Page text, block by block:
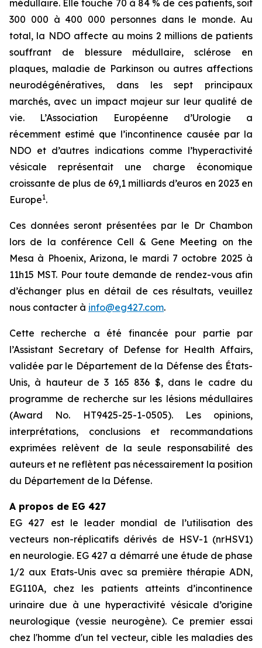
médullaire. Elle touche 70 à 84 % de ces patients, soit
300 000 à 400 000 personnes dans le monde. Au
total, la NDO affecte au moins 2 millions de patients
souffrant de blessure médullaire, sclérose en
plaques, maladie de Parkinson ou autres affections
neurodégénératives, dans les sept principaux
marchés, avec un impact majeur sur leur qualité de
vie. L’Association Européenne d’Urologie a
récemment estimé que l’incontinence causée par la
NDO et d’autres indications comme l’hyperactivité
vésicale représentait une charge économique
croissante de plus de 69,1 milliards d’euros en 2023 en
Europe1.
Ces données seront présentées par le Dr Chambon
lors de la conférence Cell & Gene Meeting on the
Mesa à Phoenix, Arizona, le mardi 7 octobre 2025 à
11h15 MST. Pour toute demande de rendez-vous afin
d’échanger plus en détail de ces résultats, veuillez
nous contacter à info@eg427.com.
Cette recherche a été financée pour partie par
l’Assistant Secretary of Defense for Health Affairs,
validée par le Département de la Défense des États-
Unis, à hauteur de 3 165 836 $, dans le cadre du
programme de recherche sur les lésions médullaires
(Award No. HT9425-25-1-0505). Les opinions,
interprétations, conclusions et recommandations
exprimées relèvent de la seule responsabilité des
auteurs et ne reflètent pas nécessairement la position
du Département de la Défense.
A propos de EG 427
EG 427 est le leader mondial de l’utilisation des
vecteurs non-réplicatifs dérivés de HSV-1 (nrHSV1)
en neurologie. EG 427 a démarré une étude de phase
1/2 aux Etats-Unis avec sa première thérapie ADN,
EG110A, chez les patients atteints d’incontinence
urinaire due à une hyperactivité vésicale d’origine
neurologique (vessie neurogène). Ce premier essai
chez l'homme d'un tel vecteur, cible les maladies des